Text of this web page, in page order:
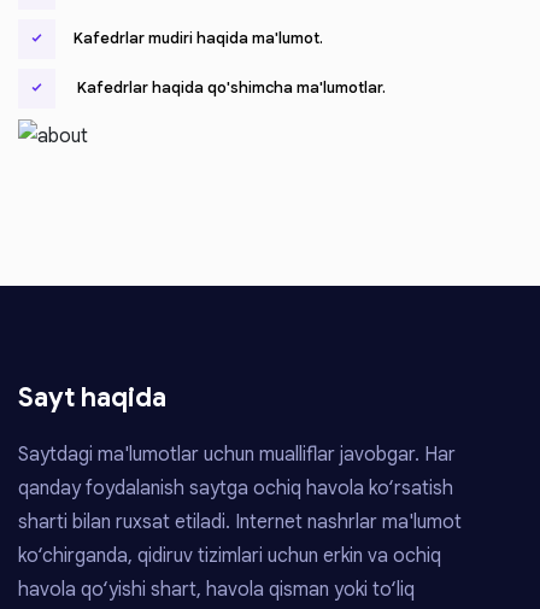
Kafedrlar mudiri haqida ma'lumot.
Kafedrlar haqida qo'shimcha ma'lumotlar.
Sayt haqida
Saytdagi ma'lumotlar uchun mualliflar javobgar. Har
qanday foydalanish saytga ochiq havola ko‘rsatish
sharti bilan ruxsat etiladi. Internet nashrlar ma'lumot
ko‘chirganda, qidiruv tizimlari uchun erkin va ochiq
havola qo‘yishi shart, havola qisman yoki to‘liq